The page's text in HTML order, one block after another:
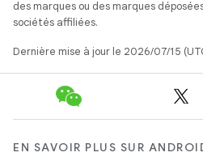
des marques ou des marques
sociétés affiliées.
Dernière mise à jour le 2026/07/15
EN SAVOIR PLUS SUR